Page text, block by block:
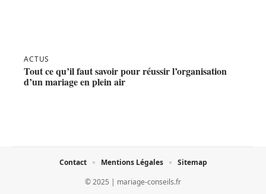
ACTUS
Tout ce qu’il faut savoir pour réussir l’organisation
d’un mariage en plein air
© 2025 | mariage-conseils.fr
Contact Mentions Légales Sitemap